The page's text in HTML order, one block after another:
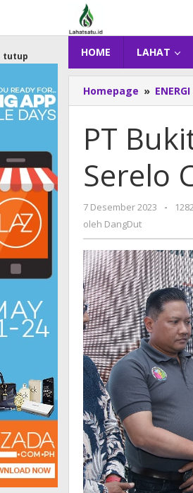
konten
HOME LAHAT
tutup
Homepage » ENERGI
PT
Serelo
7 Desember 2023
oleh
-
oleh DangDut